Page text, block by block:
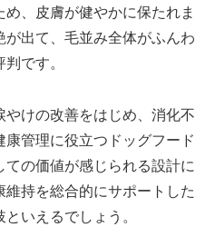
、皮膚が健やかに保たれま
出て、毛並み全体がふんわ
です。
けの改善をはじめ、消化不
管理に役立つドッグフード
の価値が感じられる設計に
持を総合的にサポートした
いえるでしょう。